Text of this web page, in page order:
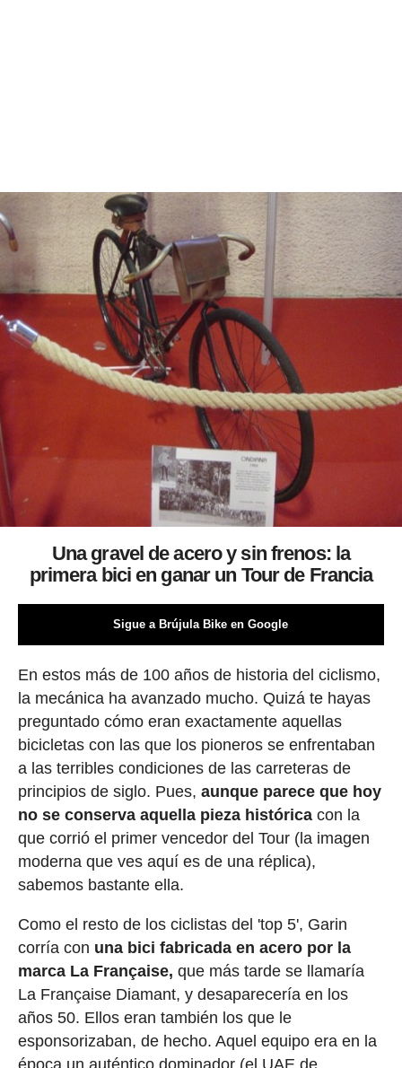
Una gravel de acero y sin frenos: la
primera bici en ganar un Tour de Francia
Sigue a Brújula Bike en Google
En estos más de 100 años de historia del ciclismo,
la mecánica ha avanzado mucho. Quizá te hayas
preguntado cómo eran exactamente aquellas
bicicletas con las que los pioneros se enfrentaban
a las terribles condiciones de las carreteras de
principios de siglo. Pues, aunque parece que hoy
no se conserva aquella pieza históricacon la
que corrió el primer vencedor del Tour (la imagen
moderna que ves aquí es de una réplica),
sabemos bastante ella.
Como el resto de los ciclistas del 'top 5', Garin
corría con una bici fabricada en acero por la
marca La Française, que más tarde se llamaría
La Française Diamant, y desaparecería en los
años 50. Ellos eran también los que le
esponsorizaban, de hecho. Aquel equipo era en la